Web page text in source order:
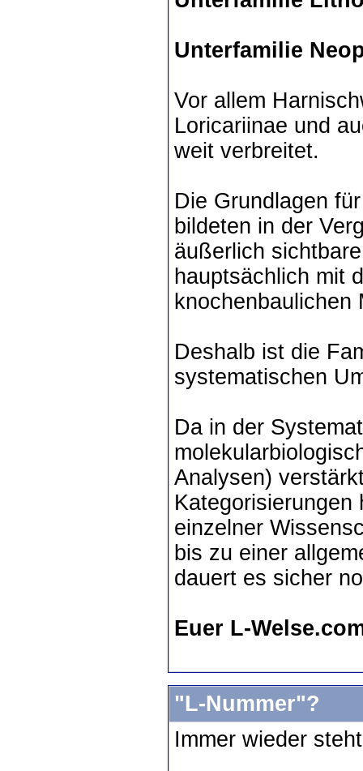
Unterfamilie
Vor allem
Loricariinae und
weit verbreitet.
Die Grundlagen
bildeten in der
äußerlich
hauptsächlich mit
knochenbaulichen
Deshalb ist die
systematischen
Da in der
Analysen)
Kategorisierungen
einzelner
bis zu einer
dauert es sicher
Euer L-
"L-Nummer"?
Immer wieder